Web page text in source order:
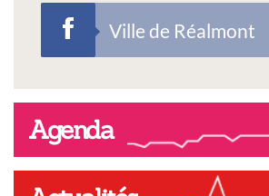
Ville de Réalmont
Agenda